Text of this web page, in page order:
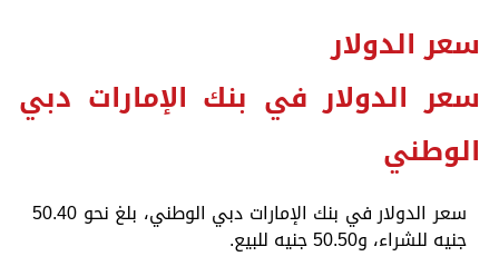
سعر الدولار
سعر الدولار في بنك الإمارات دبي
الوطني
سعر الدولار في بنك الإمارات دبي الوطني، بلغ نحو 50.40
جنيه للشراء، و50.50 جنيه للبيع.